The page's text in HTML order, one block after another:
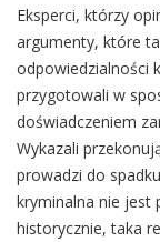
Eksperci, którzy
argumenty, które
odpowiedzialności
przygotowali w
doświadczeniem
Wykazali
prowadzi do
kryminalna nie jest
historycznie, taka